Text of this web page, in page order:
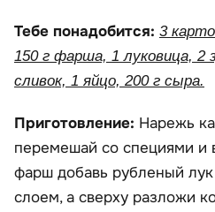
Тебе понадобится: 3
150 г фарша, 1 луковица, 2
сливок, 1 яйцо, 200 г сыра.
Приготовление: Нарежь
перемешай со специями и
фарш добавь рубленый
слоем, а сверху разложи